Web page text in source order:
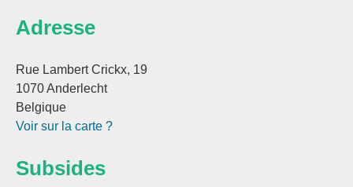
Adresse
Rue Lambert Crickx, 19
1070 Anderlecht
Belgique
Voir sur la carte ?
Subsides